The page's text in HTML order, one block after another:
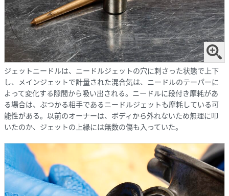
ジェットニードルは、ニードルジェットの穴に刺さった状態で上下
し、メインジェットで計量された混合気は、ニードルのテーパーに
よって変化する隙間から吸い出される。ニードルに段付き摩耗があ
る場合は、ぶつかる相手であるニードルジェットも摩耗している可
能性がある。以前のオーナーは、ボディから外れないため無理に叩
いたのか、ジェットの上縁には無数の傷も入っていた。